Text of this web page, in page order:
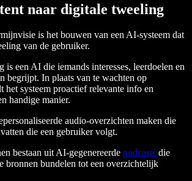
naar digitale tweeling
is het bouwen van een AI-systeem dat
van de gebruiker.
is een AI die iemands interesses, leerdoelen en
begrijpt. In plaats van te wachten op
het systeem proactief relevante info en
handige manier.
audio-overzichten maken die
die een gebruiker volgt.
bestaan uit AI-gegenereerde podcasts die
bronnen bundelen tot een overzichtelijk